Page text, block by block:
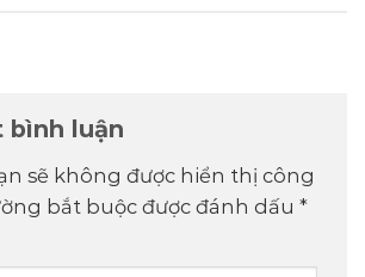
bình luận
sẽ không được hiển thị công
bắt buộc được đánh dấu *